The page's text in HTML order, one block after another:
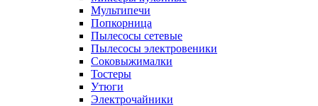
Мультипечи
Попкорница
Пылесосы сетевые
Пылесосы электровеники
Соковыжималки
Тостеры
Утюги
Электрочайники